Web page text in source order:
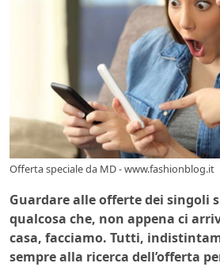
Offerta speciale da MD - www.fashionblog.it
Guardare alle offerte dei singoli
qualcosa che, non appena ci
casa, facciamo. Tutti,
sempre alla ricerca dell’offerta